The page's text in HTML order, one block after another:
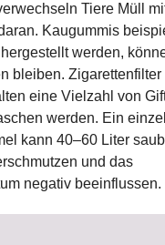
Tiere Müll
Kaugummis
werden,
bleiben.
eine Vielzahl von
werden. Ein
kann 40–60 Liter
und das
negativ beeinflussen.